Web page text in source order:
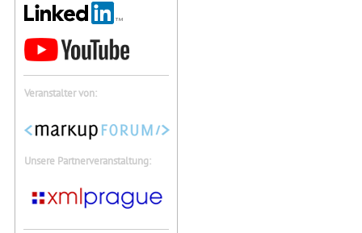
Veranstalter von:
Unsere Partnerveranstaltung: